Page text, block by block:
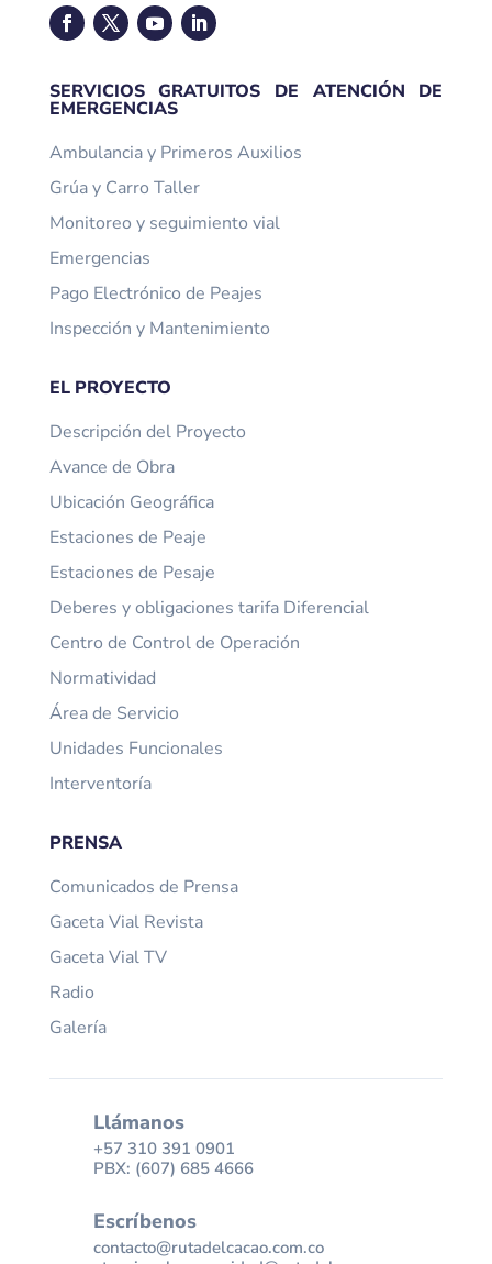
SERVICIOS GRATUITOS DE ATENCIÓN DE
EMERGENCIAS
Ambulancia y Primeros Auxilios
Grúa y Carro Taller
Monitoreo y seguimiento vial
Emergencias
Pago Electrónico de Peajes
Inspección y Mantenimiento
EL PROYECTO
Descripción del Proyecto
Avance de Obra
Ubicación Geográfica
Estaciones de Peaje
Estaciones de Pesaje
Deberes y obligaciones tarifa Diferencial
Centro de Control de Operación
Normatividad
Área de Servicio
Unidades Funcionales
Interventoría
PRENSA
Comunicados de Prensa
Gaceta Vial Revista
Gaceta Vial TV
Radio
Galería
Llámanos
+57 310 391 0901
PBX: (607) 685 4666
Escríbenos
contacto@rutadelcacao.com.co